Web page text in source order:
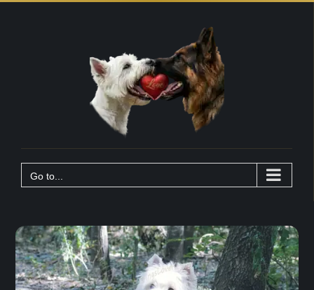
Go to...